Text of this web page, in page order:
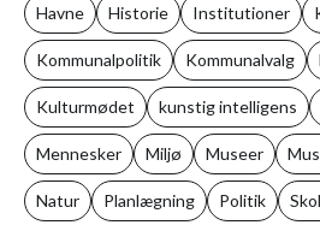
Havne Historie Institutioner
Kommunalpolitik Kommunalvalg
Kulturmødet kunstig intelligens
Mennesker Miljø Museer
Natur Planlægning Politik